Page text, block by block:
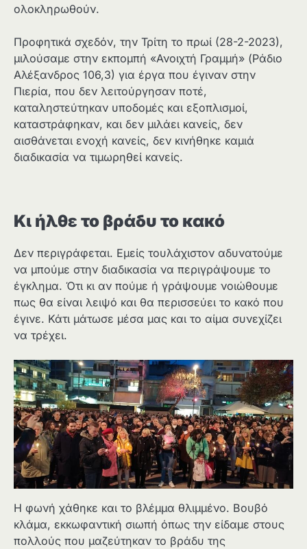
ολοκληρωθούν.
Προφητικά σχεδόν, την Τρίτη το πρωί (28-2-2023),
μιλούσαμε στην εκπομπή «Ανοιχτή Γραμμή» (Ράδιο
Αλέξανδρος 106,3) για έργα που έγιναν στην
Πιερία, που δεν λειτούργησαν ποτέ,
καταληστεύτηκαν υποδομές και εξοπλισμοί,
καταστράφηκαν, και δεν μιλάει κανείς, δεν
αισθάνεται ενοχή κανείς, δεν κινήθηκε καμιά
διαδικασία να τιμωρηθεί κανείς.
Κι ήλθε το βράδυ το κακό
Δεν περιγράφεται. Εμείς τουλάχιστον αδυνατούμε
να μπούμε στην διαδικασία να περιγράψουμε το
έγκλημα. Ότι κι αν πούμε ή γράψουμε νοιώθουμε
πως θα είναι λειψό και θα περισσεύει το κακό που
έγινε. Κάτι μάτωσε μέσα μας και το αίμα συνεχίζει
να τρέχει.
Η φωνή χάθηκε και το βλέμμα θλιμμένο. Βουβό
κλάμα, εκκωφαντική σιωπή όπως την είδαμε στους
πολλούς που μαζεύτηκαν το βράδυ της